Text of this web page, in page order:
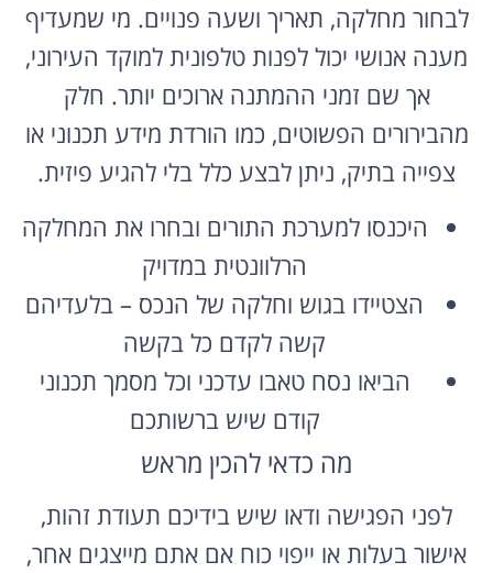
לבחור מחלקה, תאריך ושעה פנויים. מי שמעדיף
מענה אנושי יכול לפנות טלפונית למוקד העירוני,
אך שם זמני ההמתנה ארוכים יותר. חלק
מהבירורים הפשוטים, כמו הורדת מידע תכנוני או
צפייה בתיק, ניתן לבצע כלל בלי להגיע פיזית.
היכנסו למערכת התורים ובחרו את המחלקה
הרלוונטית במדויק
הצטיידו בגוש וחלקה של הנכס – בלעדיהם
קשה לקדם כל בקשה
הביאו נסח טאבו עדכני וכל מסמך תכנוני
קודם שיש ברשותכם
מה כדאי להכין מראש
לפני הפגישה ודאו שיש בידיכם תעודת זהות,
אישור בעלות או ייפוי כוח אם אתם מייצגים אחר,